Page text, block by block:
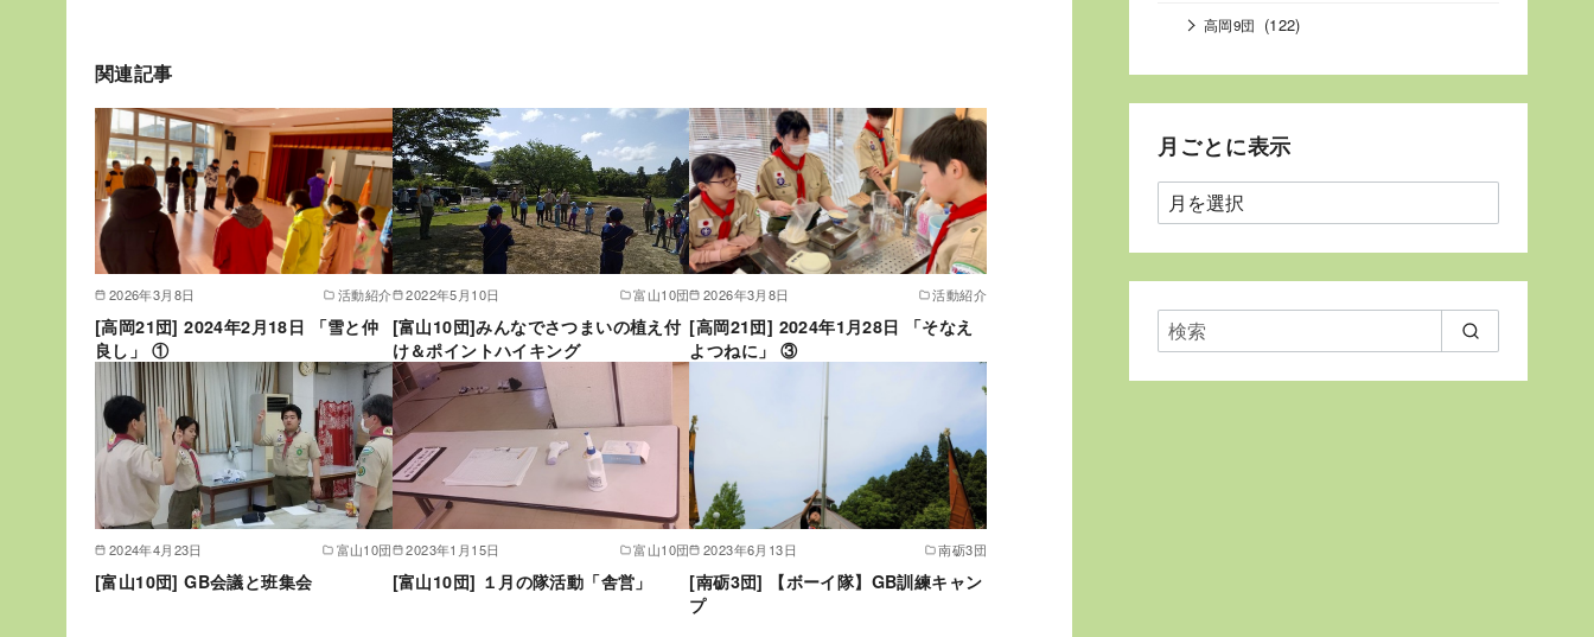
関連記事
2026年3月8日 活動紹介
[高岡21団] 2024年2月18日 「雪と仲
良し」 ①
2022年5月10日 富山10団
[富山10団]みんなでさつまいの植え付
け＆ポイントハイキング
2026年3月8日 活動紹介
[高岡21団] 2024年1月28日 「そなえ
よつねに」 ③
2024年4月23日 富山10団
[富山10団] GB会議と班集会
2023年1月15日 富山10団
[富山10団] １月の隊活動「舎営」
2023年6月13日 南砺3団
[南砺3団] 【ボーイ隊】GB訓練キャン
プ
高岡9団 (122)
月ごとに表示
月
ご
と
表
示